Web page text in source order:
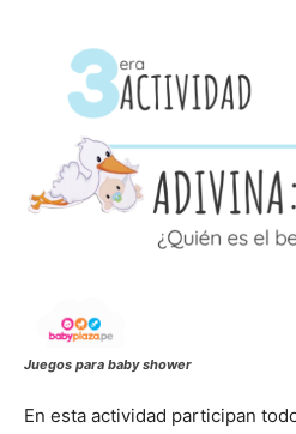
Juegos para baby shower
En esta actividad participan